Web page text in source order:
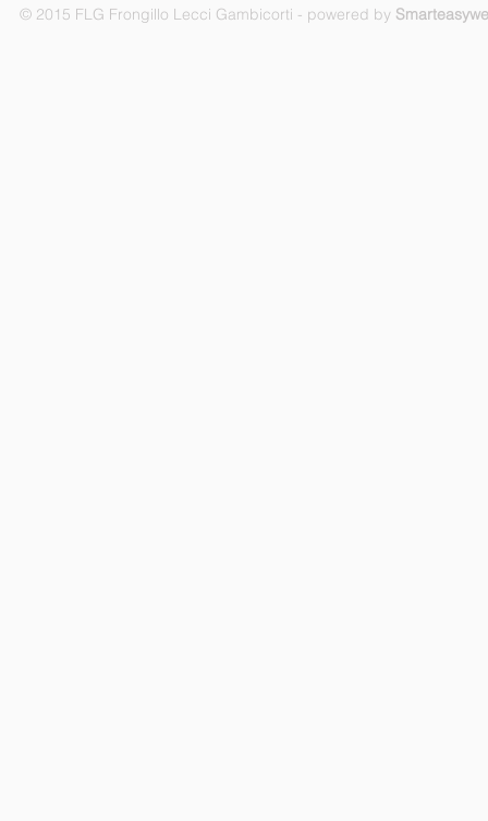
© 2015 FLG Frongillo Lecci Gambicorti - powered by